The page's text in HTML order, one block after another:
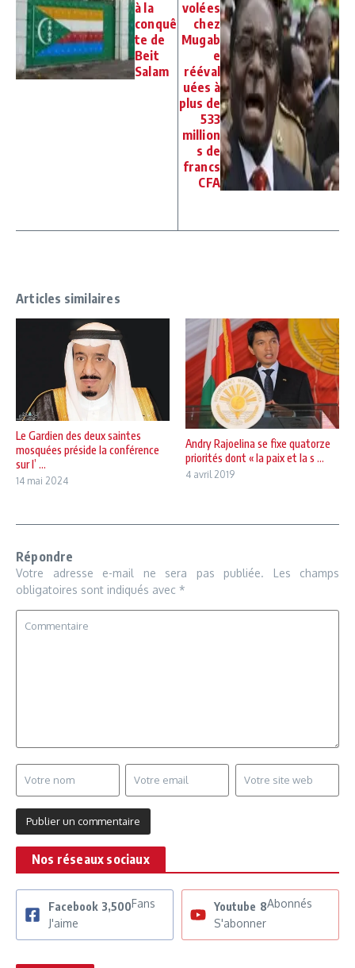
à la
conquê
te de
Beit
Salam
volées
chez
Mugab
e
rééval
uées à
plus de
533
million
s de
francs
CFA
Articles similaires
Le Gardien des deux saintes
mosquées préside la conférence
sur l’ ...
14 mai 2024
Andry Rajoelina se fixe quatorze
priorités dont « la paix et la s ...
4 avril 2019
Répondre
Votre adresse e-mail ne sera pas publiée.
Les champs
obligatoires sont indiqués avec *
Nos réseaux sociaux
Facebook 3,500Fans
J'aime
Youtube 8Abonnés
S'abonner